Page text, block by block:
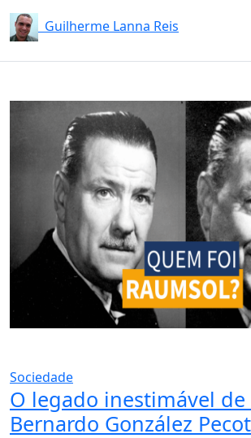
Guilherme Lanna Reis
Sociedade
O legado inestimável de
Bernardo González